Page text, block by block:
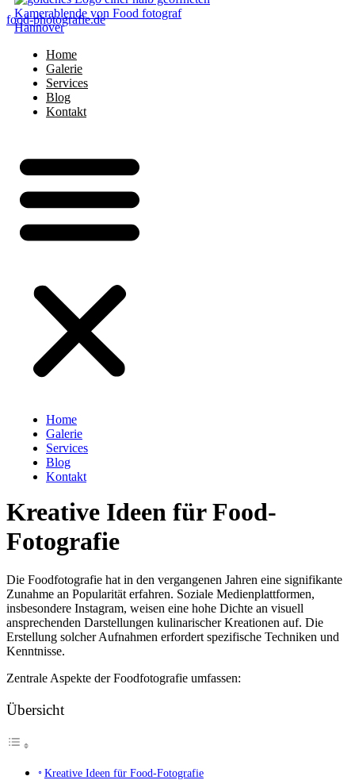
food-photografie.de
Home
Galerie
Services
Blog
Kontakt
Home
Galerie
Services
Blog
Kontakt
Kreative Ideen für Food-
Fotografie
Die Foodfotografie hat in den vergangenen Jahren eine signifikante
Zunahme an Popularität erfahren. Soziale Medienplattformen,
insbesondere Instagram, weisen eine hohe Dichte an visuell
ansprechenden Darstellungen kulinarischer Kreationen auf. Die
Erstellung solcher Aufnahmen erfordert spezifische Techniken und
Kenntnisse.
Zentrale Aspekte der Foodfotografie umfassen:
Übersicht
Kreative Ideen für Food-Fotografie